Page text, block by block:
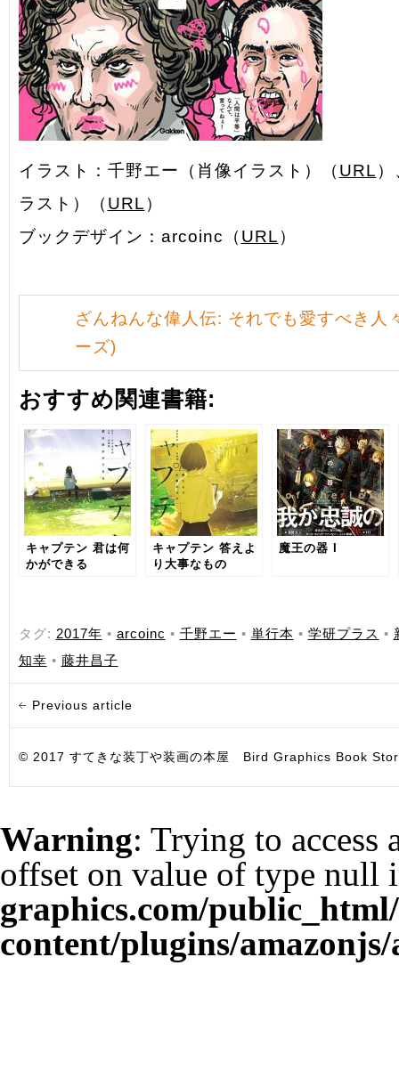
イラスト：千野エー（肖像イラスト）（ URL
ラスト）（ URL ）
ブックデザイン：arcoinc（ URL ）
ざんねんな偉人伝: それでも愛すべき人
ーズ)
おすすめ関連書籍:
キャプテン 君は何
かができる
キャプテン 答えよ
り大事なもの
魔王の器 I
タグ: 2017年 • arcoinc • 千野エー • 単行本 • 学研プラス •
知幸 • 藤井昌子
Previous article
© 2017 すてきな装丁や装画の本屋 Bird Graphics Book
Warning: Trying to access
offset on value of type null
graphics.com/
content/plugins/